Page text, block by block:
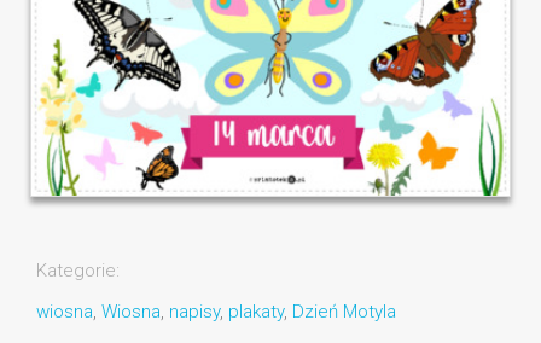
Kategorie:
wiosna, Wiosna, napisy, plakaty, Dzień Motyla